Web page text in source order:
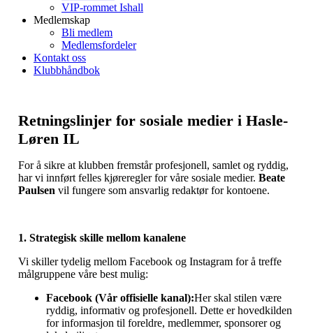
VIP-rommet Ishall
Medlemskap
Bli medlem
Medlemsfordeler
Kontakt oss
Klubbhåndbok
Retningslinjer for sosiale medier i Hasle-
Løren IL
For å sikre at klubben fremstår profesjonell, samlet og ryddig,
har vi innført felles kjøreregler for våre sosiale medier. Beate
Paulsen vil fungere som ansvarlig redaktør for kontoene.
1. Strategisk skille mellom kanalene
Vi skiller tydelig mellom Facebook og Instagram for å treffe
målgruppene våre best mulig:
Facebook (Vår offisielle kanal):Her skal stilen være
ryddig, informativ og profesjonell. Dette er hovedkilden
for informasjon til foreldre, medlemmer, sponsorer og